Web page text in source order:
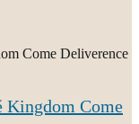
Kingdom Come